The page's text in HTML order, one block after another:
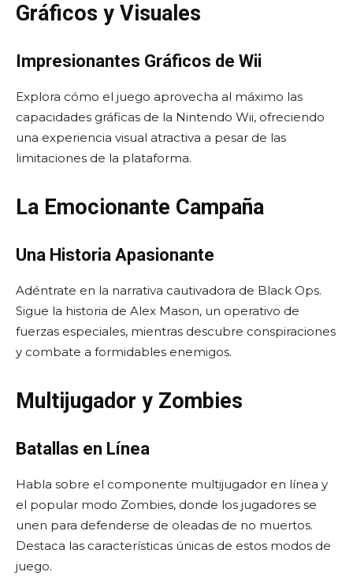
Gráficos y Visuales
Impresionantes Gráficos de Wii
Explora cómo el juego aprovecha al máximo las
capacidades gráficas de la Nintendo Wii, ofreciendo
una experiencia visual atractiva a pesar de las
limitaciones de la plataforma.
La Emocionante Campaña
Una Historia Apasionante
Adéntrate en la narrativa cautivadora de Black Ops.
Sigue la historia de Alex Mason, un operativo de
fuerzas especiales, mientras descubre conspiraciones
y combate a formidables enemigos.
Multijugador y Zombies
Batallas en Línea
Habla sobre el componente multijugador en línea y
el popular modo Zombies, donde los jugadores se
unen para defenderse de oleadas de no muertos.
Destaca las características únicas de estos modos de
juego.